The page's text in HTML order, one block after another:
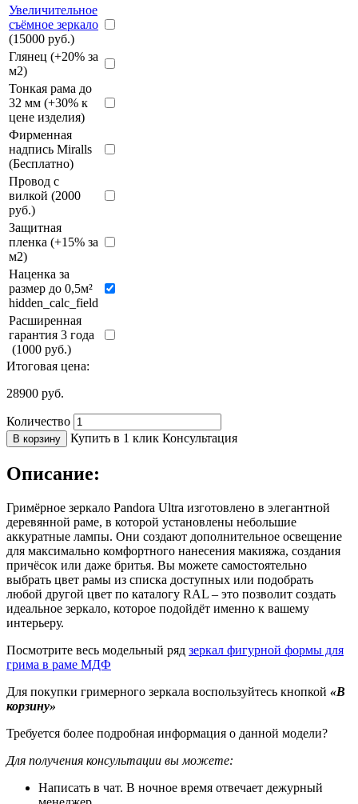
Увеличительное
съёмное зеркало
(15000 руб.)
Глянец (+20% за
м2)
Тонкая рама до
32 мм (+30% к
цене изделия)
Фирменная
надпись Miralls
(Бесплатно)
Провод с
вилкой (2000
руб.)
Защитная
пленка (+15% за
м2)
Наценка за
размер до 0,5м²
hidden_calc_field
Расширенная
гарантия 3 года
(1000 руб.)
Итоговая цена:
28900 руб.
Количество
В корзину Купить в 1 клик Консультация
Описание:
Гримёрное зеркало Pandora Ultra изготовлено в элегантной
деревянной раме, в которой установлены небольшие
аккуратные лампы. Они создают дополнительное освещение
для максимально комфортного нанесения макияжа, создания
причёсок или даже бритья. Вы можете самостоятельно
выбрать цвет рамы из списка доступных или подобрать
любой другой цвет по каталогу RAL – это позволит создать
идеальное зеркало, которое подойдёт именно к вашему
интерьеру.
Посмотрите весь модельный ряд зеркал фигурной формы для
грима в раме МДФ
Для покупки гримерного зеркала воспользуйтесь кнопкой «В
корзину»
Требуется более подробная информация о данной модели?
Для получения консультации вы можете:
Написать в чат. В ночное время отвечает дежурный